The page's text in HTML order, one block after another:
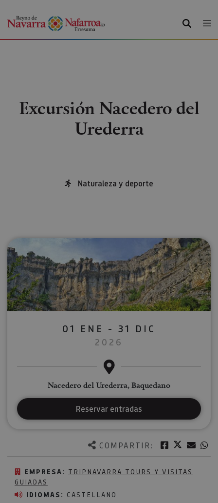
BUSCAR
Excursión Nacedero del
Urederra
Naturaleza y deporte
COMPARTIR: Facebook
Twitter
EMPRESA: TRIPNAVARRA TOURS Y VISITAS
GUIADAS
IDIOMAS: CASTELLANO
01 ENE - 31 DIC
2026
Nacedero del Urederra, Baquedano
Reservar entradas